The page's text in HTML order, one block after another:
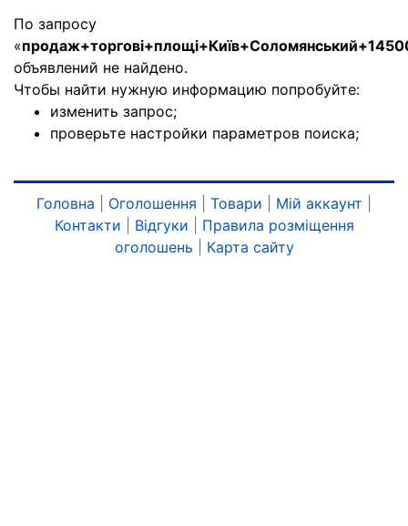
По запросу
«
объявлений не найдено.
Чтобы найти нужную информацию попробуйте:
изменить запрос;
проверьте настройки параметров поиска;
Головна Оголошення Товари Мій аккаунт
Контакти
Відгуки
Правила розміщення
оголошень
Карта сайту